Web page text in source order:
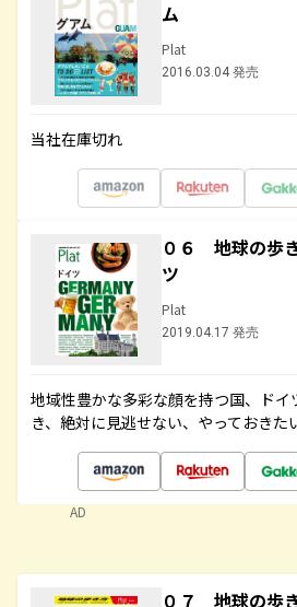
ム
Plat
2016.03.04 発売
当社在庫切れ
０６ 地球の歩
ツ
Plat
2019.04.17 発売
地域性豊かな多彩な顔を持つ国、ドイ
き、絶対に見逃せない、やっておきた
AD
０７ 地球の歩